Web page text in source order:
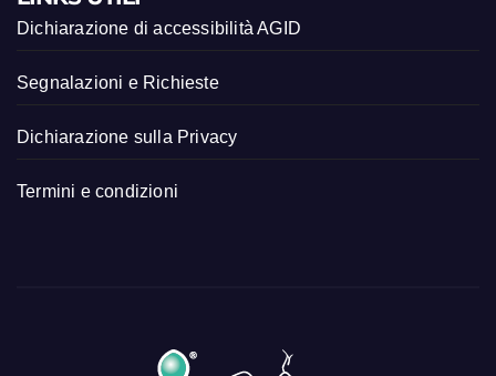
Dichiarazione di accessibilità AGID
Segnalazioni e Richieste
Dichiarazione sulla Privacy
Termini e condizioni